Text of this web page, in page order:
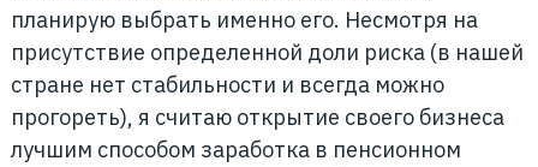
планирую выбрать именно его. Несмотря на
присутствие определенной доли риска (в нашей
стране нет стабильности и всегда можно
прогореть), я считаю открытие своего бизнеса
лучшим способом заработка в пенсионном